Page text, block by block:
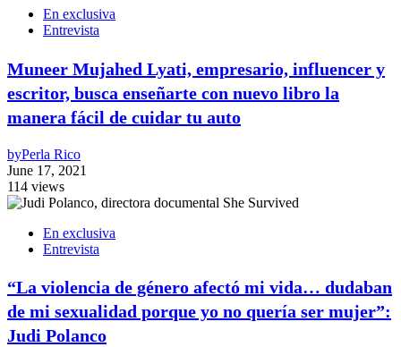
En exclusiva
Entrevista
Muneer Mujahed Lyati, empresario, influencer y
escritor, busca enseñarte con nuevo libro la
manera fácil de cuidar tu auto
byPerla Rico
June 17, 2021
114 views
En exclusiva
Entrevista
“La violencia de género afectó mi vida… dudaban
de mi sexualidad porque yo no quería ser mujer”:
Judi Polanco